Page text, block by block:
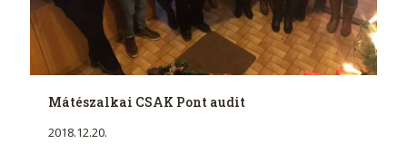
Mátészalkai CSAK Pont audit
2018.12.20.